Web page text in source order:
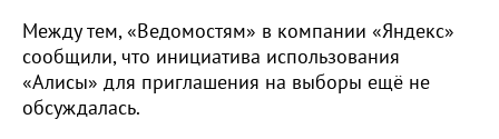
Между тем, «Ведомостям» в компании «Яндекс»
сообщили, что инициатива использования
«Алисы» для приглашения на выборы ещё не
обсуждалась.